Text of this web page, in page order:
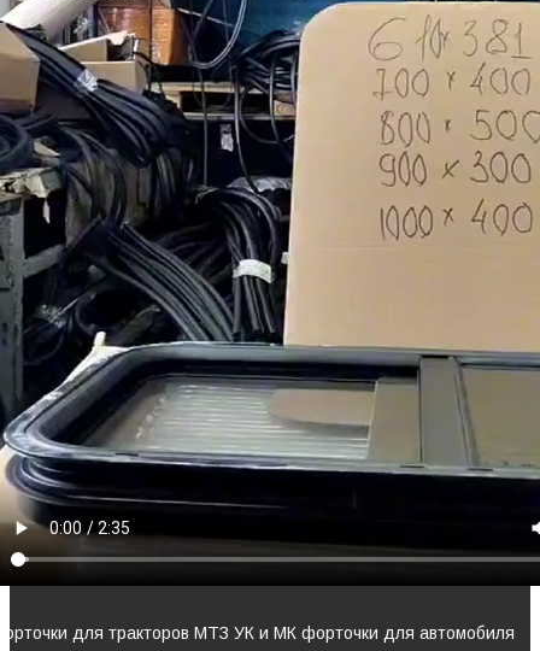
для тракторов МТЗ УК и МК форточки для автомобиля